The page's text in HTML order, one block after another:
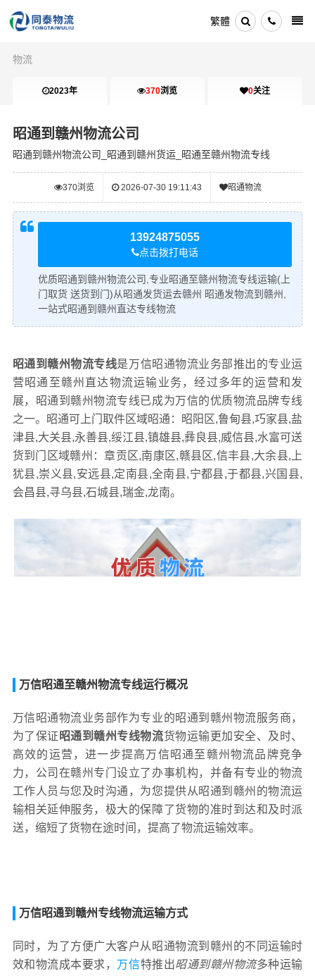
繁體
物流
2023年 370浏览 0关注
昭通到赣州物流公司
昭通到赣州物流公司_昭通到赣州货运_昭通至赣州物流专线
370浏览 2026-07-30 19:11:43 昭通物流
13924875055
点击拨打电话
优质昭通到赣州物流公司,专业昭通至赣州物流专线运输(上
门取货 送货到门)从昭通发货运去赣州 昭通发物流到赣州,
一站式昭通到赣州直达专线物流
昭通到赣州物流专线是万信昭通物流业务部推出的专业运
营昭通至赣州直达物流运输业务，经过多年的运营和发
展，昭通到赣州物流专线已成为万信的优质物流品牌专线
之一。昭通可上门取件区域昭通：昭阳区,鲁甸县,巧家县,盐
津县,大关县,永善县,绥江县,镇雄县,彝良县,威信县,水富可送
货到门区域赣州：章贡区,南康区,赣县区,信丰县,大余县,上
犹县,崇义县,安远县,定南县,全南县,宁都县,于都县,兴国县,
会昌县,寻乌县,石城县,瑞金,龙南。
万信昭通至赣州物流专线运行概况
万信昭通物流业务部作为专业的昭通到赣州物流服务商，
为了保证昭通到赣州专线物流货物运输更加安全、及时、
高效的运营，进一步提高万信昭通至赣州物流品牌竞争
力，公司在赣州专门设立了办事机构，并备有专业的物流
工作人员与您及时沟通，为您提供从昭通到赣州的物流运
输相关延伸服务，极大的保障了货物的准时到达和及时派
送，缩短了货物在途时间，提高了物流运输效率。
万信昭通到赣州专线物流运输方式
同时，为了方便广大客户从昭通物流到赣州的不同运输时
效和物流成本要求， 万信特推出昭通到赣州物流多种运输